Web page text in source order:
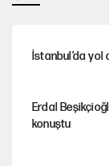
İstanbul’da
Erdal
konuştu